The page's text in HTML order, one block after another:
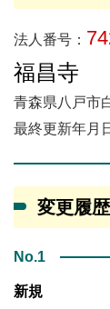
法人番号：
福昌寺
青森県八戸市
最終更新年月
変更履
No.1
新規